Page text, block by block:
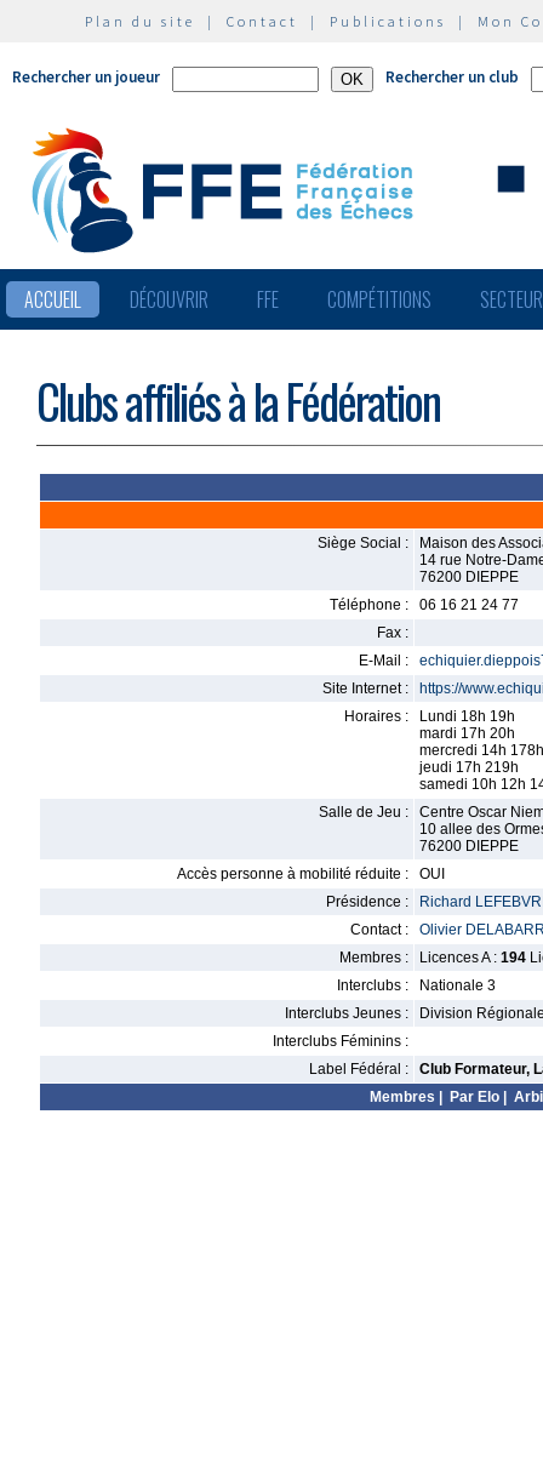
Plan du site | Contact | Publications | Mon
Rechercher un joueur Rechercher un club
ACCUEIL DÉCOUVRIR FFE COMPÉTITIONS
Clubs affiliés à la Fédération
Siège Social :
Maison des
14 rue Notre-
76200 DIEPPE
Téléphone :
06 16 21 24 77
Fax :
E-Mail :
Site Internet :
https://
Horaires :
Lundi 18h 19h
mardi 17h 20h
mercredi 14h 178h
jeudi 17h 219h
samedi 10h 12h
Salle de Jeu :
Centre Oscar
10 allee des
76200 DIEPPE
Accès personne à mobilité réduite :
OUI
Présidence :
Richard
Contact :
Olivier
Membres :
Licences A : 194
Interclubs :
Nationale 3
Interclubs Jeunes :
Division
Interclubs Féminins :
Label Fédéral :
Club Formateur,
Membres
Par Elo